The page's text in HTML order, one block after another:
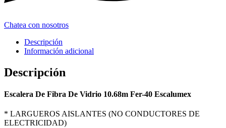
Chatea con nosotros
Descripción
Información adicional
Descripción
Escalera De Fibra De Vidrio 10.68m Fer-40 Escalumex
* LARGUEROS AISLANTES (NO CONDUCTORES DE
ELECTRICIDAD)